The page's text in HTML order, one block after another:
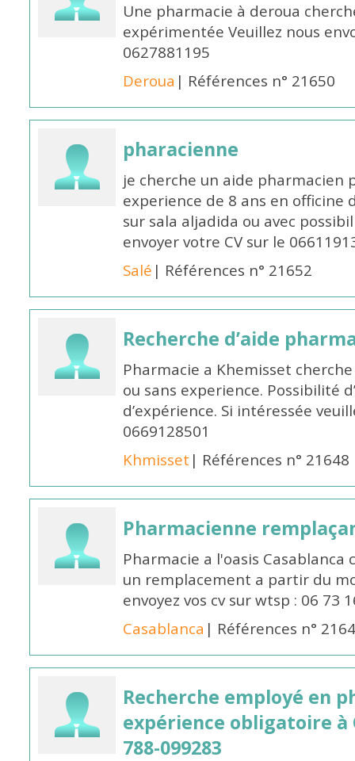
Une pharmacie à deroua
expérimentée Veuillez nous
0627881195
Deroua | Références n° 21650
pharacienne
je cherche un aide pharmacien
experience de 8 ans en
sur sala aljadida ou avec
envoyer votre CV sur le
Salé | Références n° 21652
Recherche d’aide
Pharmacie a Khemisset
ou sans experience. Possibilité
d’expérience. Si intéressée
0669128501
Khmisset | Références n° 21648
Pharmacienne
Pharmacie a l'oasis
un remplacement a partir du
envoyez vos cv sur wtsp : 06 73
Casablanca | Références n°
Recherche employé en
expérience obligatoire à
788-099283